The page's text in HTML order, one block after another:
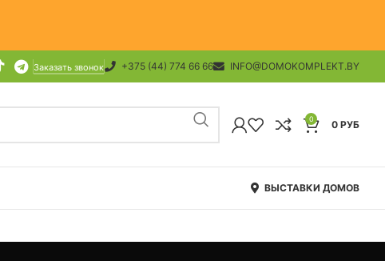
Заказать звонок +375 (44) 774 66 66 INFO@DOMOKOMPLEKT.BY
0 0 РУБ
ВЫСТАВКИ ДОМОВ